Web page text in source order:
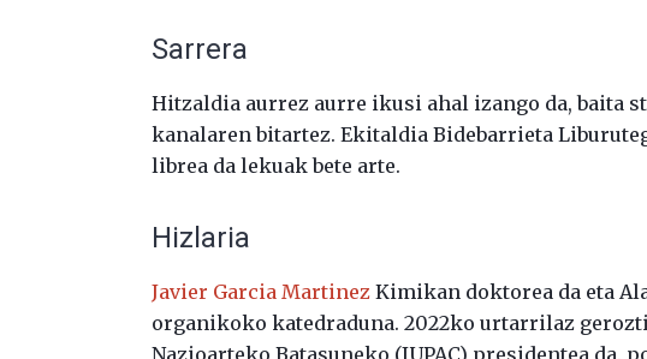
Sarrera
Hitzaldia aurrez aurre ikusi ahal izango da, baita
kanalaren bitartez. Ekitaldia Bidebarrieta
librea da lekuak bete arte.
Hizlaria
Javier Garcia Martinez Kimikan doktorea da eta
organikoko katedraduna. 2022ko urtarrilaz
Nazioarteko Batasuneko (IUPAC) presidentea da,